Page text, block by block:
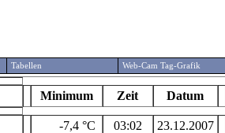
Tabellen Web-Cam Tag-Grafik
Minimum Zeit Datum
-7,4 °C 03:02 23.12.2007